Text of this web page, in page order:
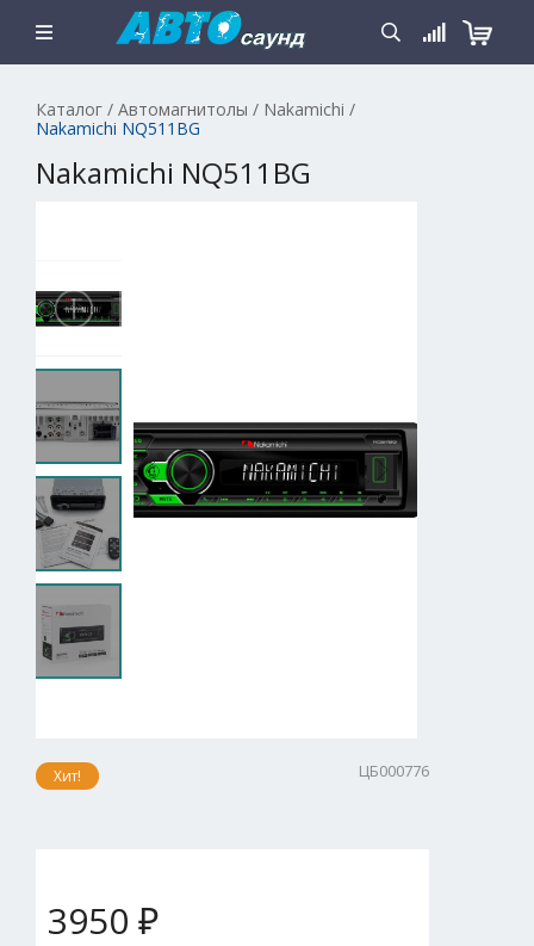
Каталог / Автомагнитолы / Nakamichi /
Nakamichi NQ511BG
Nakamichi NQ511BG
Хит! ЦБ000776
3950 ₽